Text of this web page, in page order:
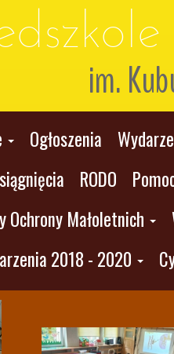
im.
Ogłoszenia
RODO
Ochrony Małoletnich
2018 - 2020